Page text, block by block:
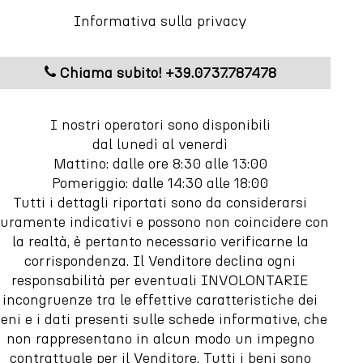
Informativa sulla privacy
Chiama subito! +39.0737.787478
I nostri operatori sono disponibili
dal lunedì al venerdì
Mattino: dalle ore 8:30 alle 13:00
Pomeriggio: dalle 14:30 alle 18:00
Tutti i dettagli riportati sono da considerarsi
indicativi e possono non coincidere con
la realtà, è pertanto necessario verificarne la
corrispondenza. Il Venditore declina ogni
responsabilità per eventuali INVOLONTARIE
incongruenze tra le effettive caratteristiche dei
e i dati presenti sulle schede informative, che
non rappresentano in alcun modo un impegno
contrattuale per il Venditore. Tutti i beni sono